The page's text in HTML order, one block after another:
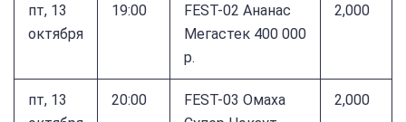
пт, 13
октября
19:00
FEST-02 Ананас
Мегастек 400 000
р.
2,000
пт, 13
20:00
FEST-03 Омаха
2,000